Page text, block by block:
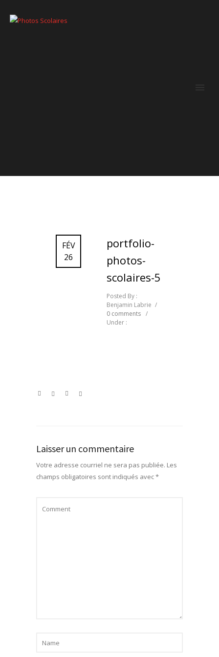
FÉV
26
portfolio-
photos-
scolaires-5
Posted By :
Benjamin Labrie /
0 comments /
Under :
Laisser un commentaire
Votre adresse courriel ne sera pas publiée. Les
champs obligatoires sont indiqués avec*